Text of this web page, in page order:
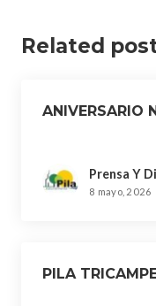
Related
ANIVERSARIO
Prensa Y
8 mayo, 2026
PILA